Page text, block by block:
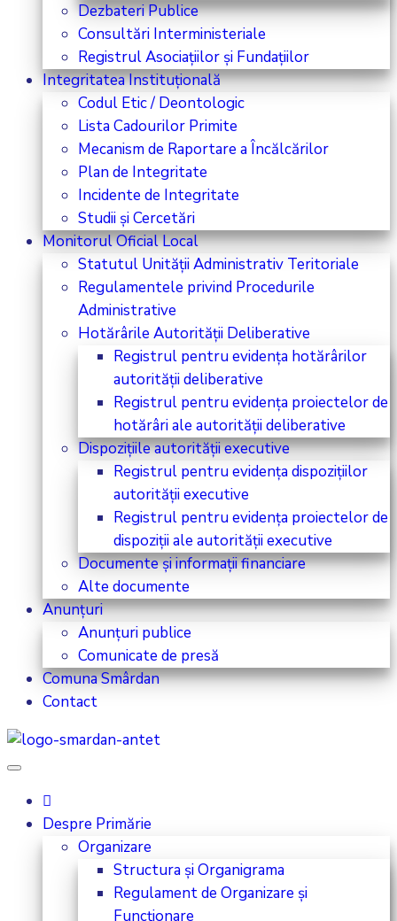
Dezbateri Publice
Consultări Interministeriale
Registrul Asociațiilor și Fundațiilor
Integritatea Instituțională
Codul Etic / Deontologic
Lista Cadourilor Primite
Mecanism de Raportare a Încălcărilor
Plan de Integritate
Incidente de Integritate
Studii și Cercetări
Monitorul Oficial Local
Statutul Unității Administrativ Teritoriale
Regulamentele privind Procedurile
Administrative
Hotărârile Autorității Deliberative
Registrul pentru evidența hotărârilor
autorității deliberative
Registrul pentru evidența proiectelor de
hotărâri ale autorității deliberative
Dispozițiile autorității executive
Registrul pentru evidența dispozițiilor
autorității executive
Registrul pentru evidența proiectelor de
dispoziții ale autorității executive
Documente și informații financiare
Alte documente
Anunțuri
Anunțuri publice
Comunicate de presă
Comuna Smârdan
Contact
Despre Primărie
Organizare
Structura și Organigrama
Regulament de Organizare și
Funcționare